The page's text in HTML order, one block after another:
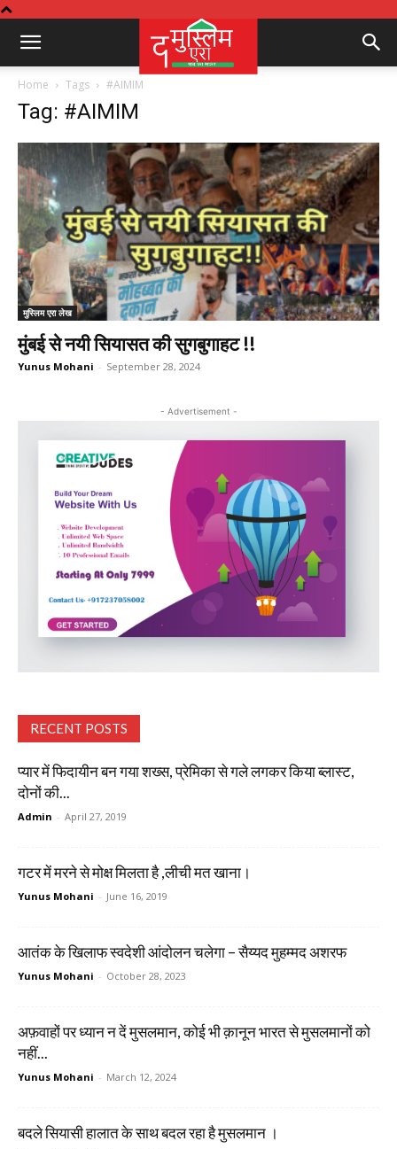
Home Tags #AIMIM
Tag: #AIMIM
मुस्लिम एरा लेख
मुंबई से नयी सियासत की सुगबुगाहट !!
Yunus Mohani - September 28, 2024
- Advertisement -
RECENT POSTS
प्यार में फिदायीन बन गया शख्स, प्रेमिका से गले लगकर किया ब्लास्ट,
दोनों की...
Admin - April 27, 2019
गटर में मरने से मोक्ष मिलता है ,लीची मत खाना।
Yunus Mohani - June 16, 2019
आतंक के खिलाफ स्वदेशी आंदोलन चलेगा – सैय्यद मुहम्मद अशरफ
Yunus Mohani - October 28, 2023
अफ़वाहों पर ध्यान न दें मुसलमान, कोई भी क़ानून भारत से मुसलमानों को
नहीं...
Yunus Mohani - March 12, 2024
बदले सियासी हालात के साथ बदल रहा है मुसलमान ।